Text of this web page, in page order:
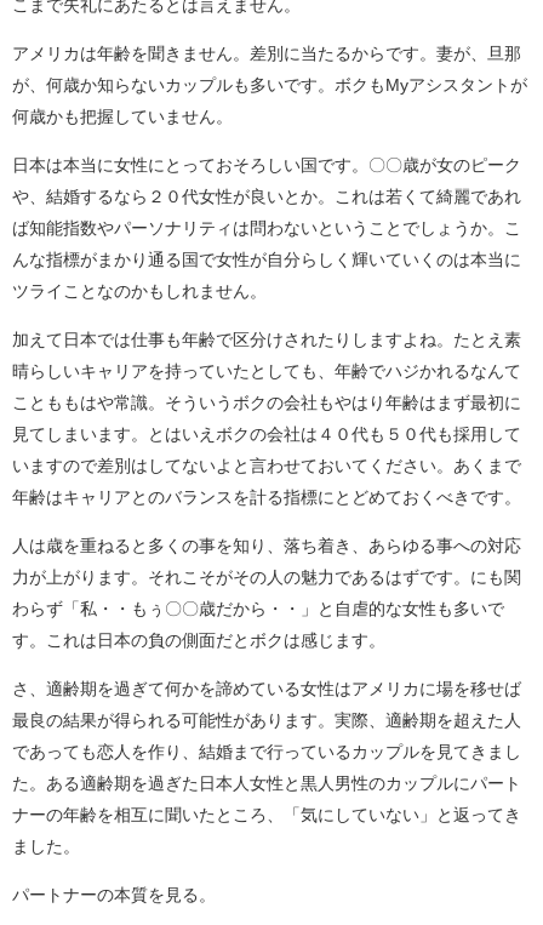
こまで失礼にあたるとは言えません。
アメリカは年齢を聞きません。差別に当たるからです。妻が、旦那
が、何歳か知らないカップルも多いです。ボクもMyアシスタントが
何歳かも把握していません。
日本は本当に女性にとっておそろしい国です。〇〇歳が女のピーク
や、結婚するなら２０代女性が良いとか。これは若くて綺麗であれ
ば知能指数やパーソナリティは問わないということでしょうか。こ
んな指標がまかり通る国で女性が自分らしく輝いていくのは本当に
ツライことなのかもしれません。
加えて日本では仕事も年齢で区分けされたりしますよね。たとえ素
晴らしいキャリアを持っていたとしても、年齢でハジかれるなんて
ことももはや常識。そういうボクの会社もやはり年齢はまず最初に
見てしまいます。とはいえボクの会社は４０代も５０代も採用して
いますので差別はしてないよと言わせておいてください。あくまで
年齢はキャリアとのバランスを計る指標にとどめておくべきです。
人は歳を重ねると多くの事を知り、落ち着き、あらゆる事への対応
力が上がります。それこそがその人の魅力であるはずです。にも関
わらず「私・・もぅ〇〇歳だから・・」と自虐的な女性も多いで
す。これは日本の負の側面だとボクは感じます。
さ、適齢期を過ぎて何かを諦めている女性はアメリカに場を移せば
最良の結果が得られる可能性があります。実際、適齢期を超えた人
であっても恋人を作り、結婚まで行っているカップルを見てきまし
た。ある適齢期を過ぎた日本人女性と黒人男性のカップルにパート
ナーの年齢を相互に聞いたところ、「気にしていない」と返ってき
ました。
パートナーの本質を見る。